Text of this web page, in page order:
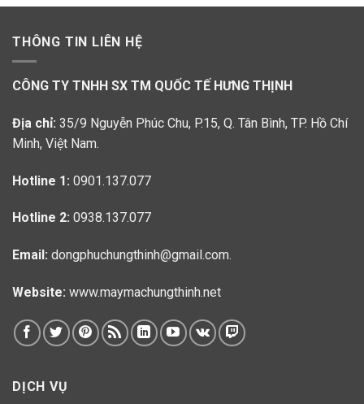
THÔNG TIN LIÊN HỆ
CÔNG TY TNHH SX TM QUỐC TẾ HƯNG THỊNH
Địa chỉ: 35/9 Nguyễn Phúc Chu, P.15, Q. Tân Bình, TP. Hồ Chí
Minh, Việt Nam.
Hotline 1: 0901.137.077
Hotline 2: 0938.137.077
Email: dongphuchungthinh@gmail.com.
Website: www.maymachungthinh.net
DỊCH VỤ